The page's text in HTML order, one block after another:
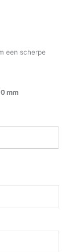
een scherpe
mm